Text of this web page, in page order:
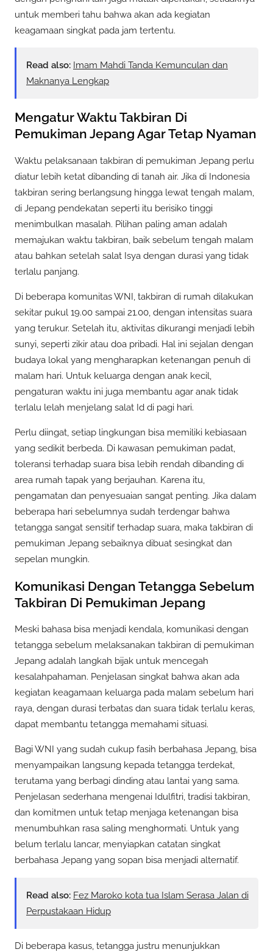
untuk memberi tahu bahwa akan ada kegiatan
keagamaan singkat pada jam tertentu.
Read also: Imam Mahdi Tanda Kemunculan dan
Maknanya Lengkap
Mengatur Waktu Takbiran Di
Pemukiman Jepang Agar Tetap Nyaman
Waktu pelaksanaan takbiran di pemukiman Jepang perlu
diatur lebih ketat dibanding di tanah air. Jika di Indonesia
takbiran sering berlangsung hingga lewat tengah malam,
di Jepang pendekatan seperti itu berisiko tinggi
menimbulkan masalah. Pilihan paling aman adalah
memajukan waktu takbiran, baik sebelum tengah malam
atau bahkan setelah salat Isya dengan durasi yang tidak
terlalu panjang.
Di beberapa komunitas WNI, takbiran di rumah dilakukan
sekitar pukul 19.00 sampai 21.00, dengan intensitas suara
yang terukur. Setelah itu, aktivitas dikurangi menjadi lebih
sunyi, seperti zikir atau doa pribadi. Hal ini sejalan dengan
budaya lokal yang mengharapkan ketenangan penuh di
malam hari. Untuk keluarga dengan anak kecil,
pengaturan waktu ini juga membantu agar anak tidak
terlalu lelah menjelang salat Id di pagi hari.
Perlu diingat, setiap lingkungan bisa memiliki kebiasaan
yang sedikit berbeda. Di kawasan pemukiman padat,
toleransi terhadap suara bisa lebih rendah dibanding di
area rumah tapak yang berjauhan. Karena itu,
pengamatan dan penyesuaian sangat penting. Jika dalam
beberapa hari sebelumnya sudah terdengar bahwa
tetangga sangat sensitif terhadap suara, maka takbiran di
pemukiman Jepang sebaiknya dibuat sesingkat dan
sepelan mungkin.
Komunikasi Dengan Tetangga Sebelum
Takbiran Di Pemukiman Jepang
Meski bahasa bisa menjadi kendala, komunikasi dengan
tetangga sebelum melaksanakan takbiran di pemukiman
Jepang adalah langkah bijak untuk mencegah
kesalahpahaman. Penjelasan singkat bahwa akan ada
kegiatan keagamaan keluarga pada malam sebelum hari
raya, dengan durasi terbatas dan suara tidak terlalu keras,
dapat membantu tetangga memahami situasi.
Bagi WNI yang sudah cukup fasih berbahasa Jepang, bisa
menyampaikan langsung kepada tetangga terdekat,
terutama yang berbagi dinding atau lantai yang sama.
Penjelasan sederhana mengenai Idulfitri, tradisi takbiran,
dan komitmen untuk tetap menjaga ketenangan bisa
menumbuhkan rasa saling menghormati. Untuk yang
belum terlalu lancar, menyiapkan catatan singkat
berbahasa Jepang yang sopan bisa menjadi alternatif.
Read also: Fez Maroko kota tua Islam Serasa Jalan di
Perpustakaan Hidup
Di beberapa kasus, tetangga justru menunjukkan